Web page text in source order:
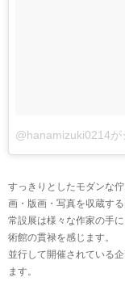
@hanamizuki0214が
すっきりとしたモダンな
画・版画・写真を収蔵する
常設展は様々な作家の手
術館の貫禄を感じます。
並行して開催されている
ます。